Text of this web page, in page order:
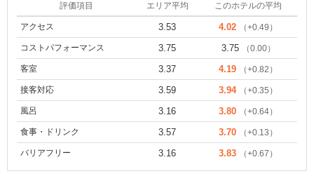
評価項目 エリア平均 このホテルの平均
アクセス 3.53 4.02 （+0.49）
コストパフォーマンス 3.75 3.75 （0.00）
客室 3.37 4.19 （+0.82）
接客対応 3.59 3.94 （+0.35）
風呂 3.16 3.80 （+0.64）
食事・ドリンク 3.57 3.70 （+0.13）
バリアフリー 3.16 3.83 （+0.67）